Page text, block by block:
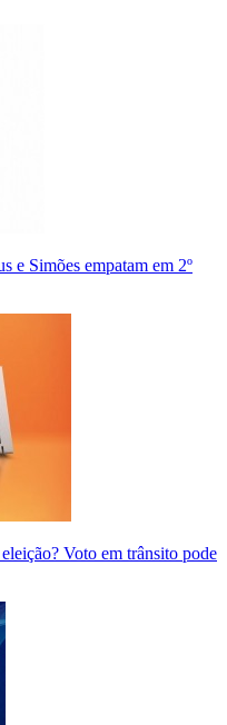
e Simões empatam em 2º
Voto em trânsito pode